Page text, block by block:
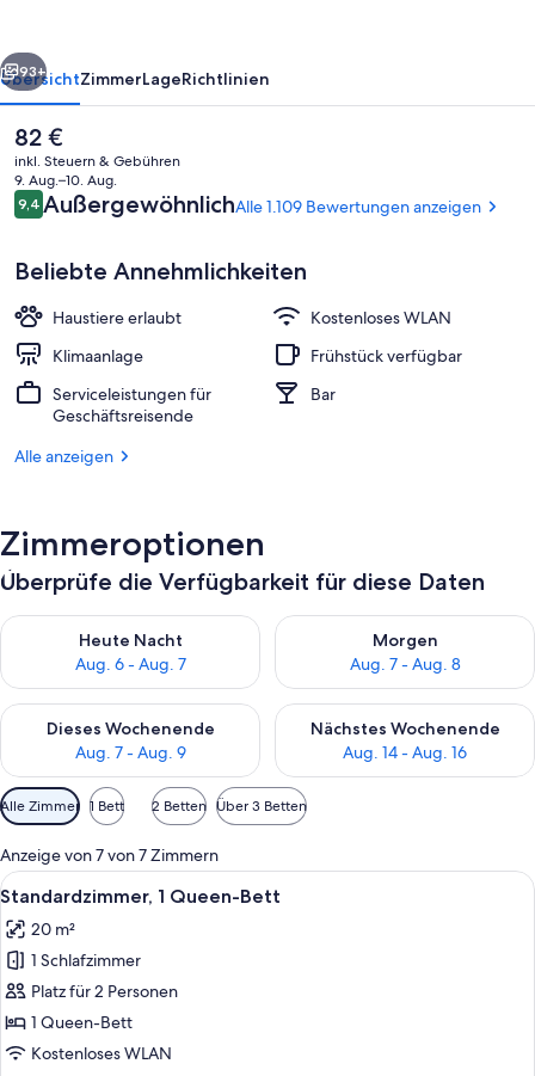
Bar (in der Unterkunft)
Weiter
93+
ÜbersichtZimmerLageRichtlinien
Der
aktuelle
Preis
beträgt
82 €.
82 €
inkl. Steuern & Gebühren
9. Aug.–10. Aug.
Bewertungen
9,49,4 von 10.
AußergewöhnlichAlle 1.109 Bewertungen anzeigen
Beliebte Annehmlichkeiten
Haustiere erlaubt
Kostenloses WLAN
Klimaanlage
Frühstück verfügbar
Serviceleistungen für
Geschäftsreisende
Bar
Alle anzeigen
Zimmeroptionen
Überprüfe die Verfügbarkeit für diese Daten
Heute Nacht
Aug. 6 - Aug. 7
Überprüfe die Verfügbarkeit für heute Nacht, Aug. 6 - Aug. 7.
Morgen
Aug. 7 - Aug. 8
Überprüfe die Verfügbarkeit
Dieses Wochenende
Aug. 7 - Aug. 9
Überprüfe die Verfügbarkeit für dieses Wochenende, Aug. 7
Nächstes Wochenende
Aug. 14 - Aug. 16
Überprüfe die Verfügbarkeit
Verfügbare
Filter
für
Zimmer
Alle Zimmer 1 Bett 2 Betten Über 3 Betten
Anzeige von 7 von 7 Zimmern
Alle
Fotos
für
Standardzimmer,
1
Queen-
Bett
Ein Hotelzimmer mit einem Bett,
10
Standardzimmer, 1 Queen-Bett
20 m²
1 Schlafzimmer
Platz für 2 Personen
1 Queen-Bett
Kostenloses WLAN